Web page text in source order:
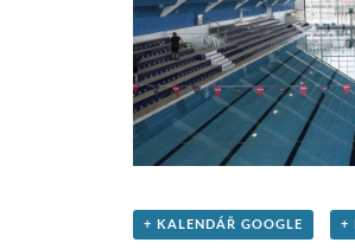
+ KALENDÁŘ GOOGLE +